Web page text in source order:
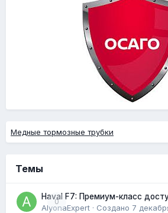
Медные тормозные трубки
Темы
0
Haval F7: Премиум-класс
AlyonaExpert · Создано 7